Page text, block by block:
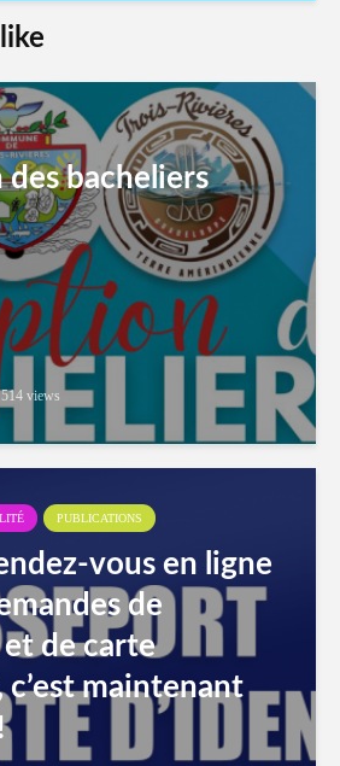
des bacheliers
514 views
PUBLICATIONS
vous en ligne
de
de carte
c’est maintenant